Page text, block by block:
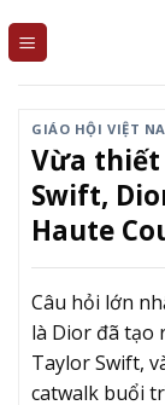
GIÁO HỘI VIỆT
Vừa thiết
Swift,
Haute
Câu hỏi lớn
là Dior đã tạo
Taylor Swift,
catwalk buổi